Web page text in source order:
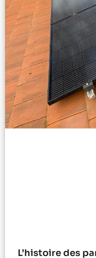
L’histoire des